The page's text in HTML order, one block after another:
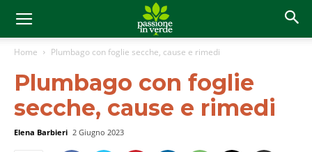
Home Plumbago con foglie secche, cause e rimedi
Plumbago con foglie
secche, cause e rimedi
Elena Barbieri 2 Giugno 2023